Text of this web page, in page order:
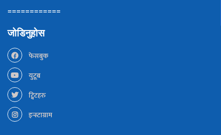
============
जोडिनुहोस
फेसबुक
युटूब
ट्विटहरु
इन्स्टाग्राम